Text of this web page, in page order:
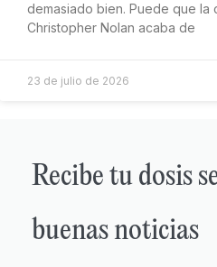
demasiado bien. Puede que la
Christopher Nolan acaba de
23 de julio de 2026
Recibe tu dosis
buenas noticias